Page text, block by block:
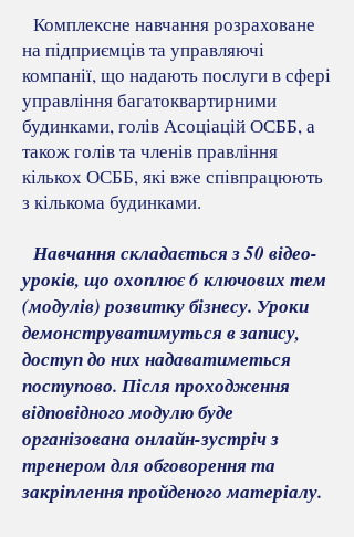
Комплексне навчання розраховане
на підприємців та управляючі
компанії, що надають послуги в сфері
управління багатоквартирними
будинками, голів Асоціацій ОСББ, а
також голів та членів правління
кількох ОСББ, які вже співпрацюють
з кількома будинками.
Навчання складається з 50 відео-
уроків, що охоплює 6 ключових тем
(модулів) розвитку бізнесу. Уроки
демонструватимуться в запису,
доступ до них надаватиметься
поступово. Після проходження
відповідного модулю буде
організована онлайн-зустріч з
тренером для обговорення та
закріплення пройденого матеріалу.